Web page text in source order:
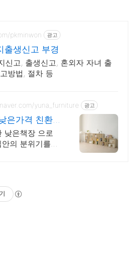
pkminwon 광고
출생신고 부경
신고, 출생신고, 혼외자 자녀 출
방법, 절차 등
yuna_furniture 광고
은가격 친환
생산
낮은책장 으로
의 분위기를